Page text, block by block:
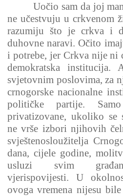
Uočio sam da joj
ne učestvuju u crkvenom
razumiju što je crkva i
duhovne naravi. Očito
i potrebe, jer Crkva nije
demokratska
svjetovnim poslovima, za
crnogorske nacionalne
političke partije.
privatizovane, ukoliko se
ne vrše izbori njihovih
svještenosloužitelja
dana, cijele godine,
usluzi svim
vjerispovijesti. U
ovoga vremena nijesu